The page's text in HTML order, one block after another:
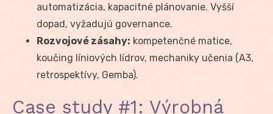
automatizácia, kapacitné plánovanie. Vyšší
dopad, vyžadujú governance.
Rozvojové zásahy: kompetenčné matice,
koučing líniových lídrov, mechaniky učenia (A3,
retrospektívy, Gemba).
Case study #1: Výrobná